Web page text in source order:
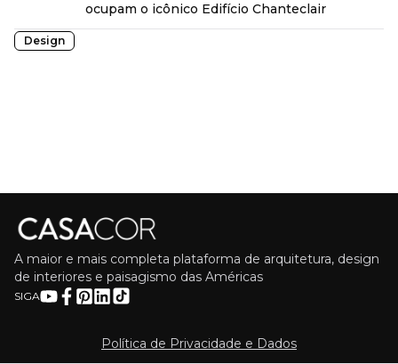
ocupam o icônico Edifício Chanteclair
Design
A maior e mais completa plataforma de arquitetura, design
de interiores e paisagismo das Américas
SIGA
Política de Privacidade e Dados